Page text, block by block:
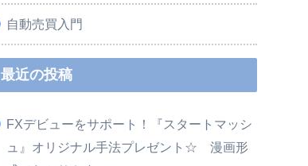
自動売買入門
最近の投稿
FXデビューをサポート！『スタートマッシ
ュ』オリジナル手法プレゼント☆ 漫画形